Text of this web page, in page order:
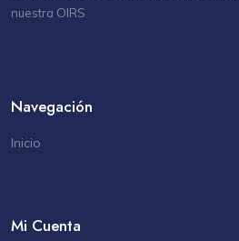
nuestra OIRS
Navegación
Inicio
Mi Cuenta